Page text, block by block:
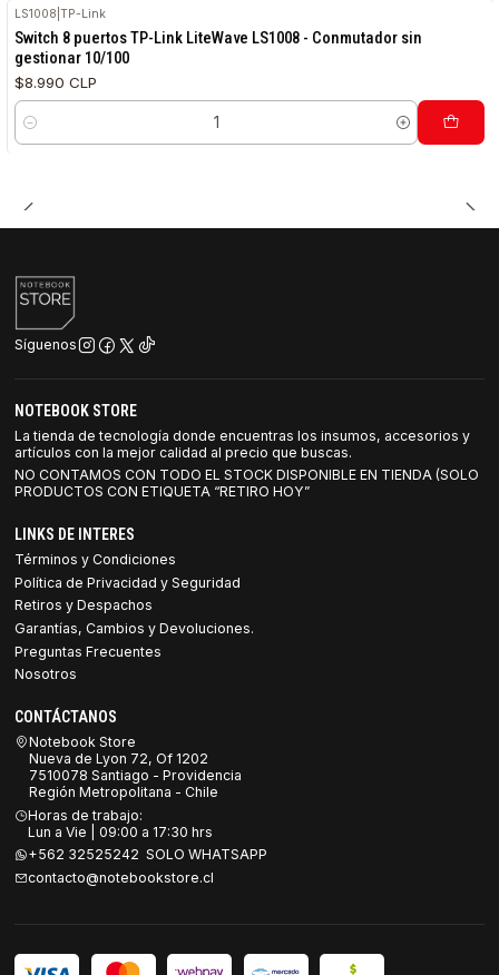
LS1008 |TP-Link
Switch 8 puertos TP-Link LiteWave LS1008 - Conmutador sin
gestionar 10/100
$8.990 CLP
Cantidad
Síguenos
NOTEBOOK STORE
La tienda de tecnología donde encuentras los insumos, accesorios y
artículos con la mejor calidad al precio que buscas.
NO CONTAMOS CON TODO EL STOCK DISPONIBLE EN TIENDA (SOLO
PRODUCTOS CON ETIQUETA “RETIRO HOY”
LINKS DE INTERES
Términos y Condiciones
Política de Privacidad y Seguridad
Retiros y Despachos
Garantías, Cambios y Devoluciones.
Preguntas Frecuentes
Nosotros
CONTÁCTANOS
Notebook Store
Nueva de Lyon 72, Of 1202
7510078 Santiago - Providencia
Región Metropolitana - Chile
Horas de trabajo:
Lun a Vie | 09:00 a 17:30 hrs
+562 32525242 SOLO WHATSAPP
contacto@notebookstore.cl